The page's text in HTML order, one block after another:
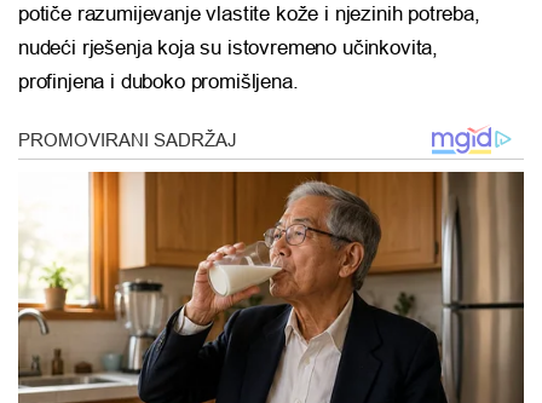
potiče razumijevanje vlastite kože i njezinih potreba,
nudeći rješenja koja su istovremeno učinkovita,
profinjena i duboko promišljena.